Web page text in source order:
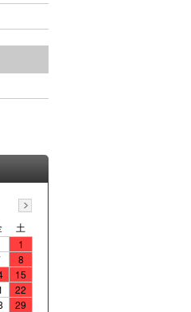
土
1
8
15
22
29